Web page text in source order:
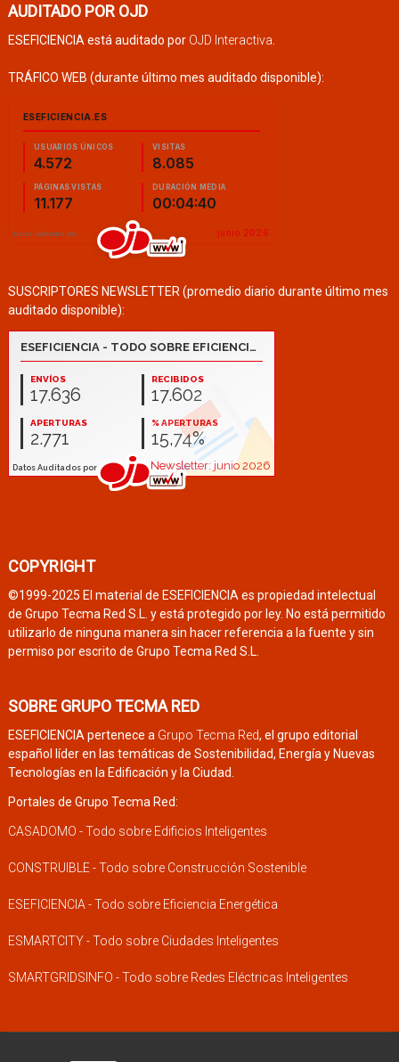
AUDITADO POR OJD
ESEFICIENCIA está auditado por OJD Interactiva
TRÁFICO WEB (durante último mes auditado disponible):
SUSCRIPTORES NEWSLETTER (promedio diario durante último mes
auditado disponible):
COPYRIGHT
©1999-2025 El material de ESEFICIENCIA es propiedad intelectual
de Grupo Tecma Red S.L. y está protegido por ley. No está permitido
utilizarlo de ninguna manera sin hacer referencia a la fuente y sin
permiso por escrito de Grupo Tecma Red S.L.
SOBRE GRUPO TECMA RED
ESEFICIENCIA pertenece a Grupo Tecma Red, el grupo editorial
español líder en las temáticas de Sostenibilidad, Energía y Nuevas
Tecnologías en la Edificación y la Ciudad.
Portales de Grupo Tecma Red:
CASADOMO - Todo sobre Edificios Inteligentes
CONSTRUIBLE - Todo sobre Construcción Sostenible
ESEFICIENCIA - Todo sobre Eficiencia Energética
ESMARTCITY - Todo sobre Ciudades Inteligentes
SMARTGRIDSINFO - Todo sobre Redes Eléctricas Inteligentes